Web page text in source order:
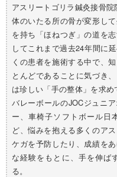
アスリートゴリラ鍼灸接骨院
体のいたる所の骨が変形し
を持ち「ほねつぎ」の道を
してこれまで過去24年間に
くの患者を施術する中で、
とんどであることに気づき
は珍しい「手の整体」を求め
バレーボールのJOCジュニ
ー、車椅子ソフトボール日
ど、悩みを抱える多くのア
ケガを予防したり、成績を
な経験をもとに、手を伸ば
る。